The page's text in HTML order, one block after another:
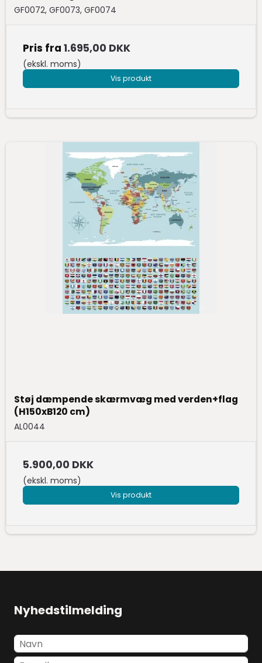
GF0072, GF0073, GF0074
Pris fra 1.695,00 DKK
(ekskl. moms)
Vis produkt
Støj dæmpende skærmvæg med verden+flag
(H150xB120 cm)
AL0044
5.900,00 DKK
(ekskl. moms)
Vis produkt
Nyhedstilmelding